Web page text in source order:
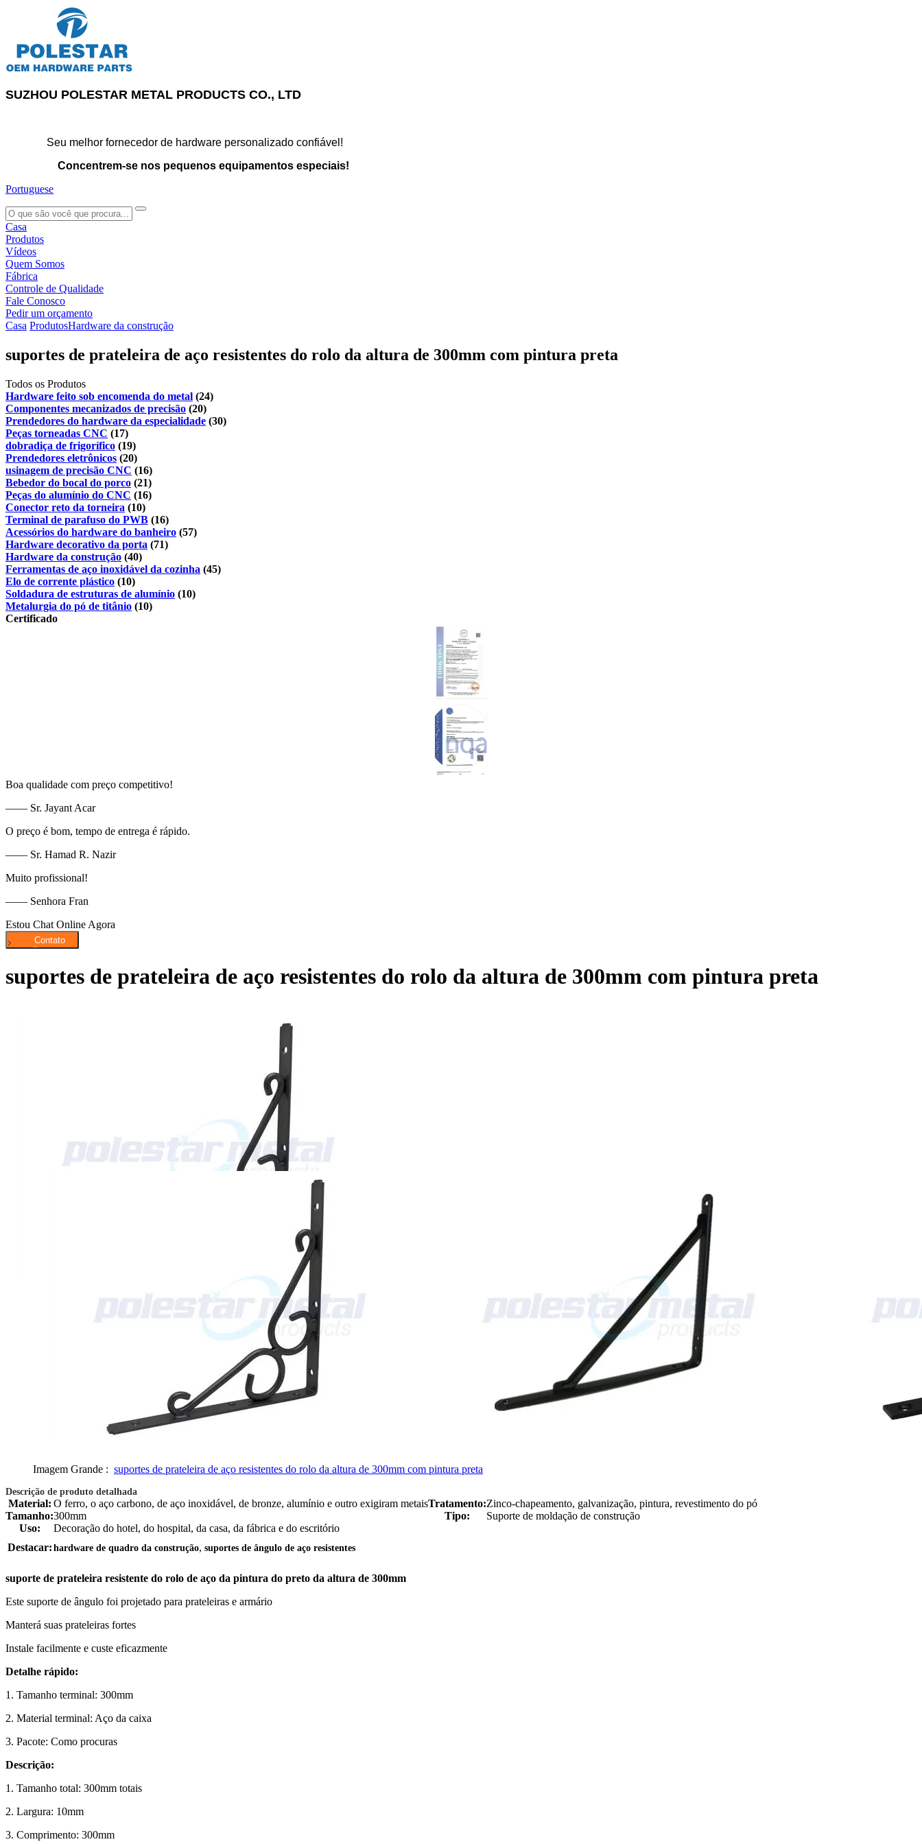
SUZHOU POLESTAR METAL PRODUCTS CO., LTD
Seu melhor fornecedor de hardware personalizado confiável!
Concentrem-se nos pequenos equipamentos especiais!
Portuguese
search
Casa
Produtos
Vídeos
Quem Somos
Fábrica
Controle de Qualidade
Fale Conosco
Pedir um orçamento
Casa ProdutosHardware da construção
suportes de prateleira de aço resistentes do rolo da altura de 300mm com pintura preta
Todos os Produtos
Hardware feito sob encomenda do metal (24)
Componentes mecanizados de precisão (20)
Prendedores do hardware da especialidade (30)
Peças torneadas CNC (17)
dobradiça de frigorífico (19)
Prendedores eletrônicos (20)
usinagem de precisão CNC (16)
Bebedor do bocal do porco (21)
Peças do alumínio do CNC (16)
Conector reto da torneira (10)
Terminal de parafuso do PWB (16)
Acessórios do hardware do banheiro (57)
Hardware decorativo da porta (71)
Hardware da construção (40)
Ferramentas de aço inoxidável da cozinha (45)
Elo de corrente plástico (10)
Soldadura de estruturas de alumínio (10)
Metalurgia do pó de titânio (10)
Certificado
Boa qualidade com preço competitivo!
—— Sr. Jayant Acar
O preço é bom, tempo de entrega é rápido.
—— Sr. Hamad R. Nazir
Muito profissional!
—— Senhora Fran
Estou Chat Online Agora
suportes de prateleira de aço resistentes do rolo da altura de 300mm com pintura preta
Imagem Grande : suportes de prateleira de aço resistentes do rolo da altura de 300mm com pintura preta
Descrição de produto detalhada
Material: O ferro, o aço carbono, de aço inoxidável, de bronze, alumínio e outro exigiram metaisTratamento:Zinco-chapeamento, galvanização, pintura, revestimento do pó
Tamanho:300mm Tipo:
Suporte de moldação de construção
Uso:
Decoração do hotel, do hospital, da casa, da fábrica e do escritório
Destacar: hardware de quadro da construção, suportes de ângulo de aço resistentes
suporte de prateleira resistente do rolo de aço da pintura do preto da altura de 300mm
Este suporte de ângulo foi projetado para prateleiras e armário
Manterá suas prateleiras fortes
Instale facilmente e custe eficazmente
Detalhe rápido:
1. Tamanho terminal: 300mm
2. Material terminal: Aço da caixa
3. Pacote: Como procuras
Descrição:
1. Tamanho total: 300mm totais
2. Largura: 10mm
3. Comprimento: 300mm